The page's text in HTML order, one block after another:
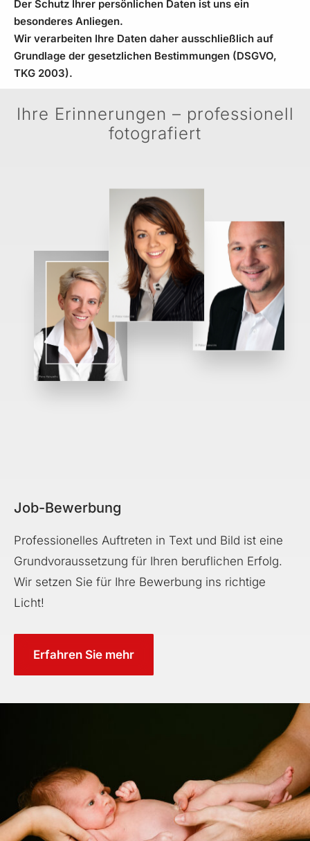
Der Schutz Ihrer persönlichen Daten ist uns ein
besonderes Anliegen.
Wir verarbeiten Ihre Daten daher ausschließlich auf
Grundlage der gesetzlichen Bestimmungen (DSGVO,
TKG 2003).
Ihre Erinnerungen – professionell
fotografiert
Job-Bewerbung
Professionelles Auftreten in Text und Bild ist eine
Grundvoraussetzung für Ihren beruflichen Erfolg.
Wir setzen Sie für Ihre Bewerbung ins richtige
Licht!
Erfahren Sie mehr